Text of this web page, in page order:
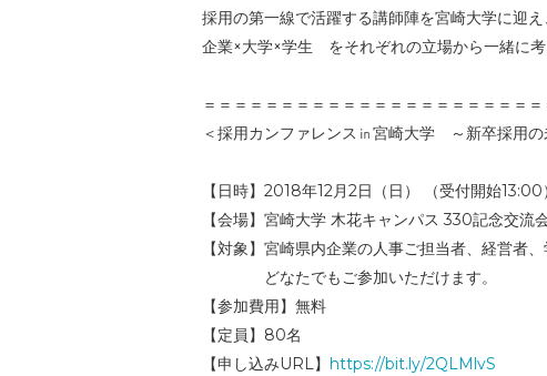
採用の第一線で活躍する講師陣を宮崎大学に迎
企業×大学×学生 をそれぞれの立場から一緒に考
＝＝＝＝＝＝＝＝＝＝＝＝＝＝＝＝＝＝＝＝＝
＜採用カンファレンス㏌宮崎大学 ～新卒採用の
【日時】2018年12月2日（日） （受付開始
【会場】宮崎大学 木花キャンパス 330記念交流
【対象】宮崎県内企業の人事ご担当者、経営者
どなたでもご参加いただけます。
【参加費用】無料
【定員】80名
【申し込みURL】 https://bit.ly/2QLMlvS